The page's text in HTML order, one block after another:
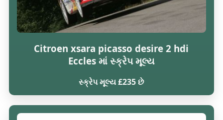
Citroen xsara picasso desire 2 hdi
Eccles માં સ્ક્રેપ મૂલ્ય
સ્ક્રેપ મૂલ્ય £235 છે